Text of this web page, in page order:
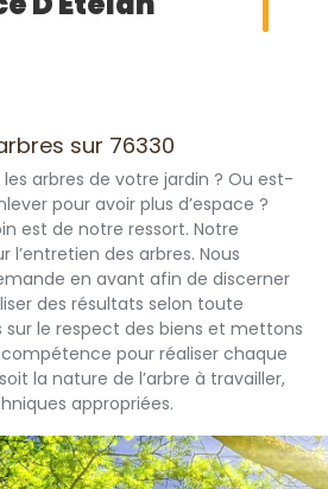
sur 76330
arbres de votre jardin ? Ou est-
pour avoir plus d’espace ?
est de notre ressort. Notre
l’entretien des arbres. Nous
en avant afin de discerner
des résultats selon toute
sur le respect des biens et mettons
pour réaliser chaque
la nature de l’arbre à travailler,
appropriées.